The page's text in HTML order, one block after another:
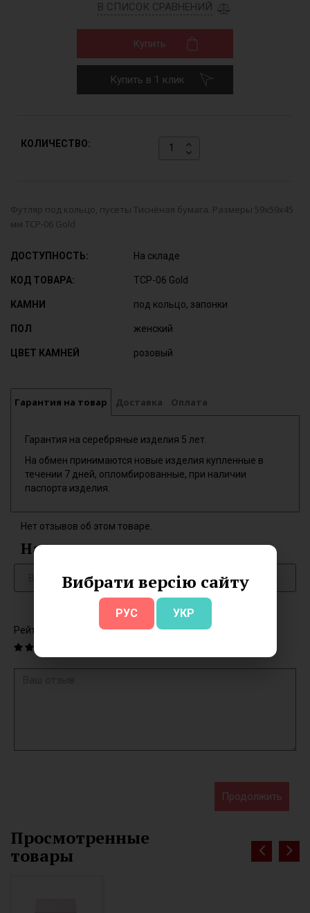
Вибрати версію сайту
РУС УКР
В СПИСОК СРАВНЕНИЙ
Купить
Купить в 1 клик
КОЛИЧЕСТВО:
Футляр под кольцо, пусеты Тиснёная бумага. Размеры 59х59х45
мм TCP-06 Gold
ДОСТУПНОСТЬ: На складе
КОД ТОВАРА: TCP-06 Gold
КАМНИ под кольцо, запонки
ПОЛ женский
ЦВЕТ КАМНЕЙ розовый
Гарантия на товар Доставка Оплата
Гарантия на серебряные изделия 5 лет.
На обмен принимаются новые изделия купленные в
течении 7 дней, опломбированные, при наличии
паспорта изделия.
Нет отзывов об этом товаре.
Написать отзыв
Рейтинг
Продолжить
Просмотренные
товары